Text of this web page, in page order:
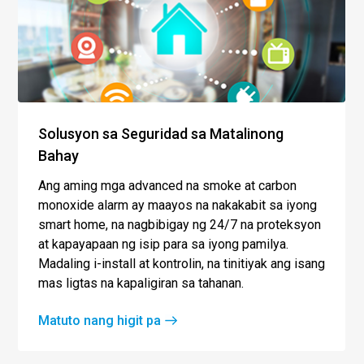
Solusyon sa Seguridad sa Matalinong
Bahay
Ang aming mga advanced na smoke at carbon
monoxide alarm ay maayos na nakakabit sa iyong
smart home, na nagbibigay ng 24/7 na proteksyon
at kapayapaan ng isip para sa iyong pamilya.
Madaling i-install at kontrolin, na tinitiyak ang isang
mas ligtas na kapaligiran sa tahanan.
Matuto nang higit pa